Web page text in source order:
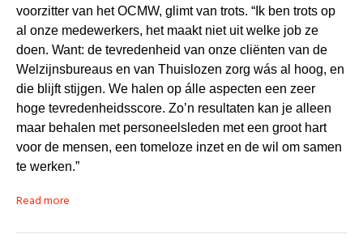
voorzitter van het OCMW, glimt van trots. “Ik ben trots op
al onze medewerkers, het maakt niet uit welke job ze
doen. Want: de tevredenheid van onze cliënten van de
Welzijnsbureaus en van Thuislozen zorg wás al hoog, en
die blijft stijgen. We halen op álle aspecten een zeer
hoge tevredenheidsscore. Zo’n resultaten kan je alleen
maar behalen met personeelsleden met een groot hart
voor de mensen, een tomeloze inzet en de wil om samen
te werken.”
Read more